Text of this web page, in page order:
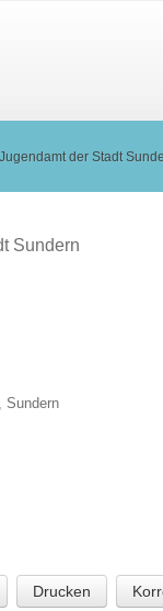
Jugendamt der Stadt
Sundern
Sundern
Drucken